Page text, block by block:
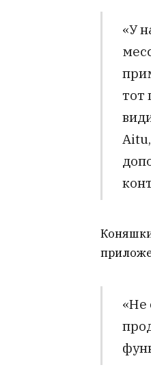
«У
тот
«Не